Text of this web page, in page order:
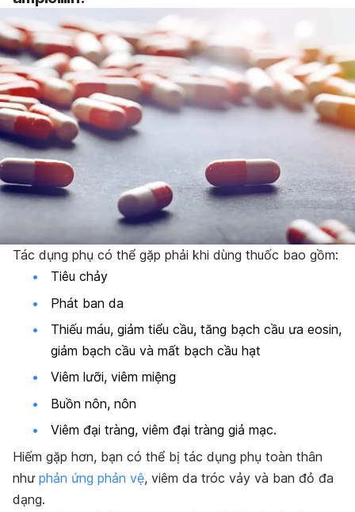
Tác dụng phụ có thể gặp phải khi dùng thuốc bao gồm:
Tiêu chảy
Phát ban da
Thiếu máu, giảm tiểu cầu, tăng bạch cầu ưa eosin,
giảm bạch cầu và mất bạch cầu hạt
Viêm lưỡi, viêm miệng
Buồn nôn, nôn
Viêm đại tràng, viêm đại tràng giả mạc.
Hiếm gặp hơn, bạn có thể bị tác dụng phụ toàn thân
như phản ứng phản vệ, viêm da tróc vảy và ban đỏ đa
dạng.